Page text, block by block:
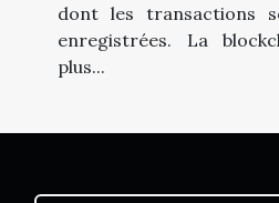
dont les transactions
enregistrées. La
plus...